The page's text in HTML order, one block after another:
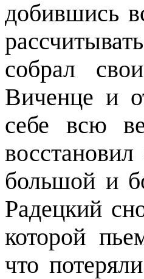
добившись
собрал
Виченце и
себе всю
большой и
Радецкий
которой
что